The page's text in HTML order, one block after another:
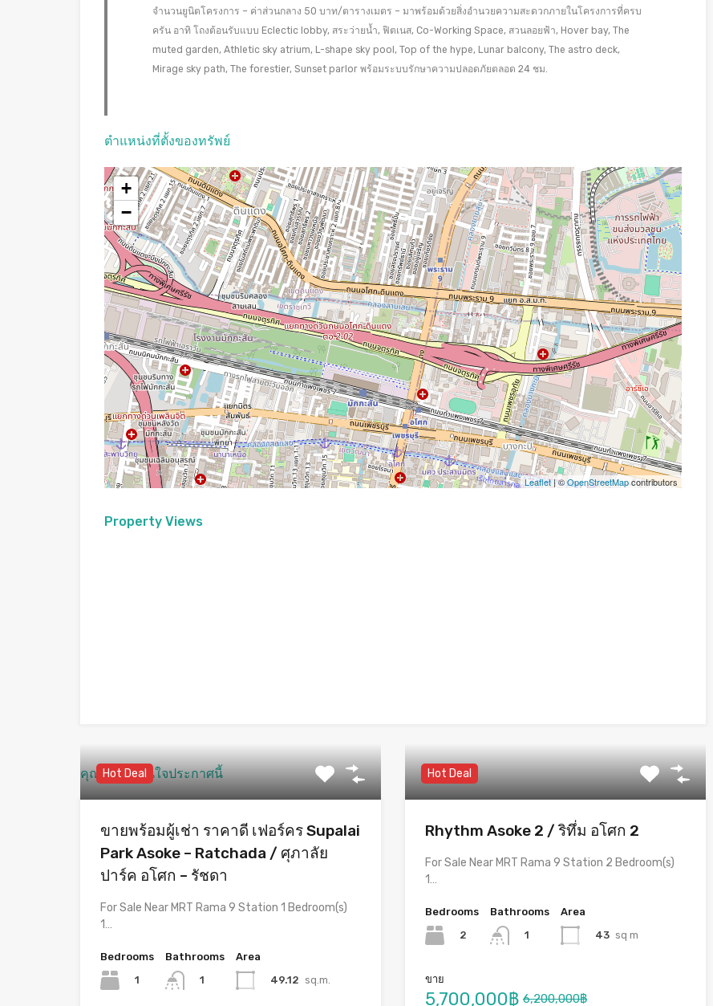
จำนวนยูนิตโครงการ – ค่าส่วนกลาง 50 บาท/ตารางเมตร – มาพร้อมด้วยสิ่งอำนวยความสะดวกภายในโครงการที่ครบ
ครัน อาทิ โถงต้อนรับแบบ Eclectic lobby, สระว่ายน้ำ, ฟิตเนส, Co-Working Space, สวนลอยฟ้า, Hover bay, The
muted garden, Athletic sky atrium, L-shape sky pool, Top of the hype, Lunar balcony, The astro deck,
Mirage sky path, The forestier, Sunset parlor พร้อมระบบรักษาความปลอดภัยตลอด 24 ชม.
ตำแหน่งที่ตั้งของทรัพย์
+
−
Leaflet| ©OpenStreetMapcontributors
Property Views
คุณอาจจะสนใจประกาศนี้
Hot Deal
ขายพร้อมผู้เช่า ราคาดี เฟอร์คร Supalai
Park Asoke – Ratchada / ศุภาลัย
ปาร์ค อโศก – รัชดา
For Sale Near MRT Rama 9 Station 1 Bedroom(s)
1…
Bedrooms
1
Bathrooms
1
Area
49.12 sq.m.
Hot Deal
Rhythm Asoke 2 / ริทึ่ม อโศก 2
For Sale Near MRT Rama 9 Station 2 Bedroom(s)
1…
Bedrooms
2
Bathrooms
1
Area
43 sq m
ขาย
5,700,000฿ 6,200,000฿